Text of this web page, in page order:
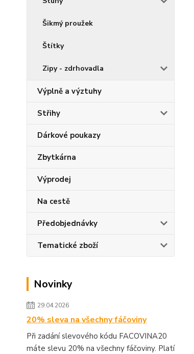
Šikmý proužek
Štítky
Zipy - zdrhovadla
Výplně a výztuhy
Střihy
Dárkové poukazy
Zbytkárna
Výprodej
Na cestě
Předobjednávky
Tematické zboží
Novinky
29.04.2026
20% sleva na všechny fáčoviny
Při zadání slevového kódu FACOVINA20
máte slevu 20% na všechny fáčoviny. Platí